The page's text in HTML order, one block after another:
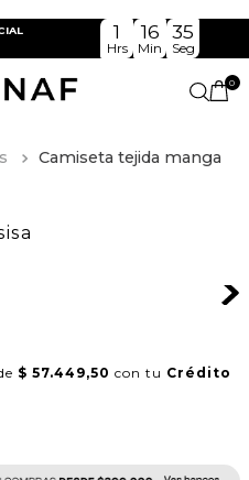
1
Hrs
16
Min
35
Seg
0
Camiseta tejida manga
$ 57.449,50 con tu Crédito